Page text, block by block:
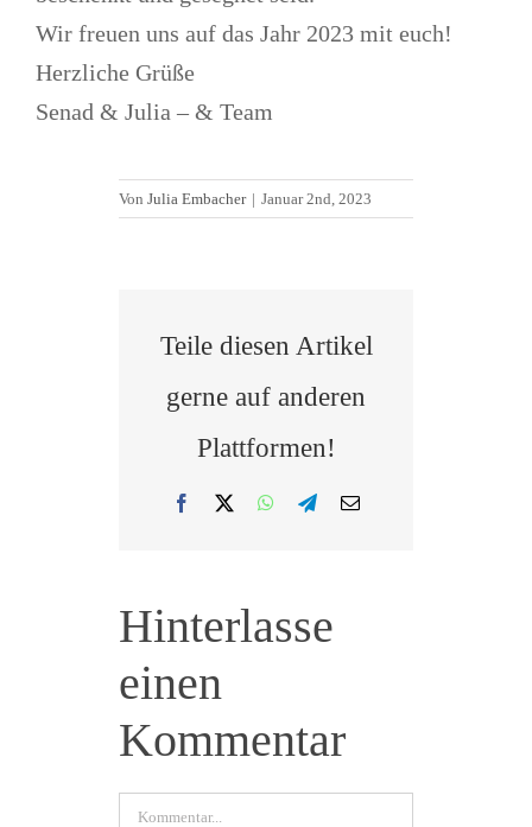
Wir freuen uns auf das Jahr 2023 mit euch!
Herzliche Grüße
Senad & Julia – & Team
Von Julia Embacher | Januar 2nd, 2023
Teile diesen Artikel
gerne auf anderen
Plattformen!
Facebook WhatsApp
Telegram
E-
Hinterlasse
einen
Kommentar
Kommentar